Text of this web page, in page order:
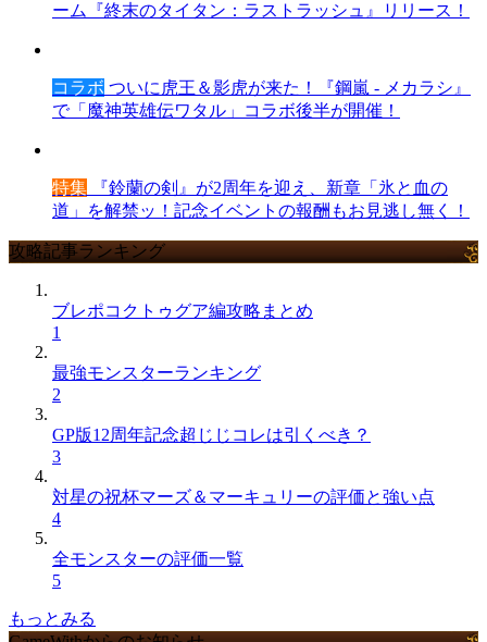
ーム『終末のタイタン：ラストラッシュ』リリース！
コラボ ついに虎王＆影虎が来た！『鋼嵐 - メカラシ』
で「魔神英雄伝ワタル」コラボ後半が開催！
特集 『鈴蘭の剣』が2周年を迎え、新章「氷と血の
道」を解禁ッ！記念イベントの報酬もお見逃し無く！
攻略記事ランキング
ブレポコクトゥグア編攻略まとめ
1
最強モンスターランキング
2
GP版12周年記念超じじコレは引くべき？
3
対星の祝杯マーズ＆マーキュリーの評価と強い点
4
全モンスターの評価一覧
5
もっとみる